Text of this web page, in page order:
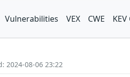
Vulnerabilities VEX CWE
2024-08-06 23:22